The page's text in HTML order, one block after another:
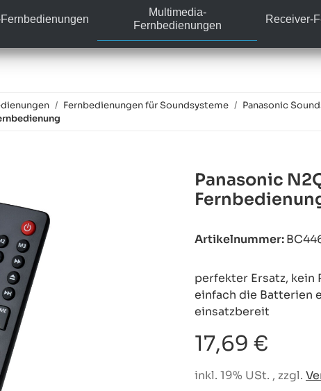
Multimedia-
Fernbedienungen
Receiver-
Fernbedienungen für Soundsysteme
Panasonic
Panasonic
Artikelnummer:
perfekter Ersatz,
einfach die Batterien
einsatzbereit
17,69 €
inkl. 19% USt. , zzgl.